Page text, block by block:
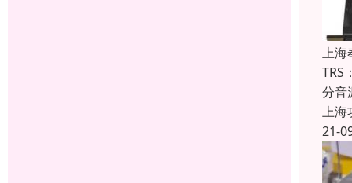
上海
TRS
分音
上海
21-